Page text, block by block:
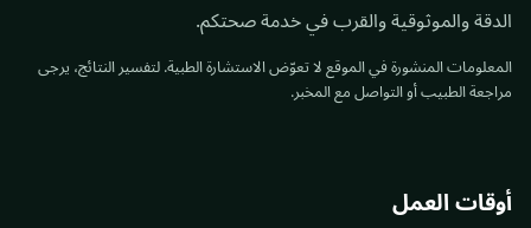
الدقة والموثوقية والقرب في خدمة صحتكم.
المعلومات المنشورة في الموقع لا تعوّض الاستشارة الطبية. لتفسير النتائج، يرجى
مراجعة الطبيب أو التواصل مع المخبر.
أوقات العمل